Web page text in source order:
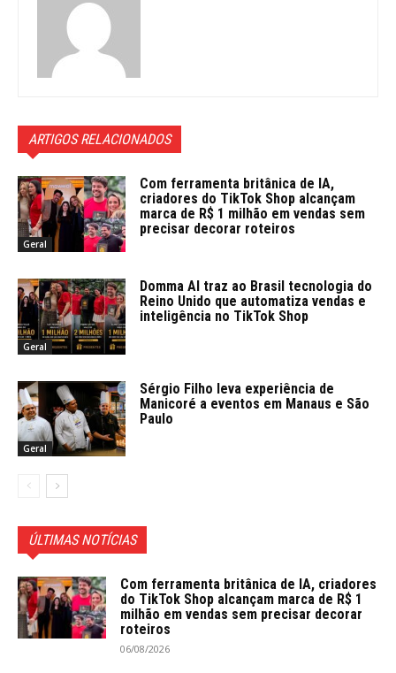
ARTIGOS RELACIONADOS
Geral
Com ferramenta britânica de IA,
criadores do TikTok Shop alcançam
marca de R$ 1 milhão em vendas sem
precisar decorar roteiros
Geral
Domma AI traz ao Brasil tecnologia do
Reino Unido que automatiza vendas e
inteligência no TikTok Shop
Geral
Sérgio Filho leva experiência de
Manicoré a eventos em Manaus e São
Paulo
ÚLTIMAS NOTÍCIAS
Com ferramenta britânica de IA, criadores
do TikTok Shop alcançam marca de R$ 1
milhão em vendas sem precisar decorar
roteiros
06/08/2026